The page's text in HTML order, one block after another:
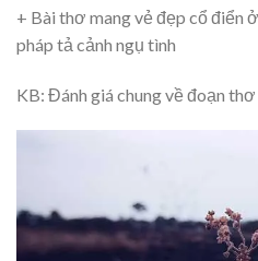
+ Bài thơ mang vẻ đẹp cổ điển
pháp tả cảnh ngụ tình
KB: Đánh giá chung về đoạn thơ